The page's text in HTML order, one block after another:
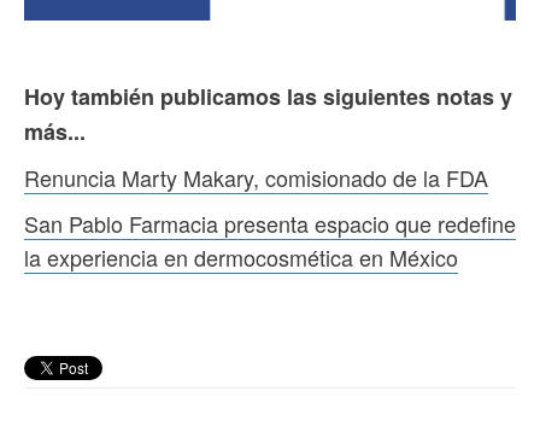
Hoy también publicamos las siguientes notas y
más...
Renuncia Marty Makary, comisionado de la FDA
San Pablo Farmacia presenta espacio que redefine
la experiencia en dermocosmética en México